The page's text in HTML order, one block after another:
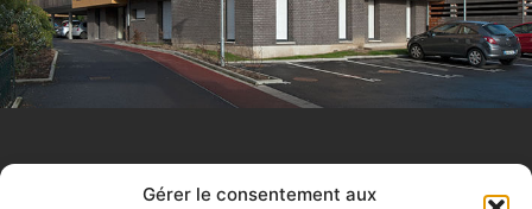
Gérer le consentement aux